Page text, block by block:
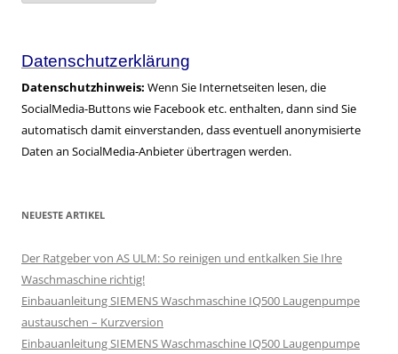
alle
Datenschutzerklärung
Datenschutzhinweis: Wenn Sie Internetseiten lesen, die
SocialMedia-Buttons wie Facebook etc. enthalten, dann sind Sie
automatisch damit einverstanden, dass eventuell anonymisierte
Daten an SocialMedia-Anbieter übertragen werden.
NEUESTE ARTIKEL
Der Ratgeber von AS ULM: So reinigen und entkalken Sie Ihre
Waschmaschine richtig!
Einbauanleitung SIEMENS Waschmaschine IQ500 Laugenpumpe
austauschen – Kurzversion
Einbauanleitung SIEMENS Waschmaschine IQ500 Laugenpumpe